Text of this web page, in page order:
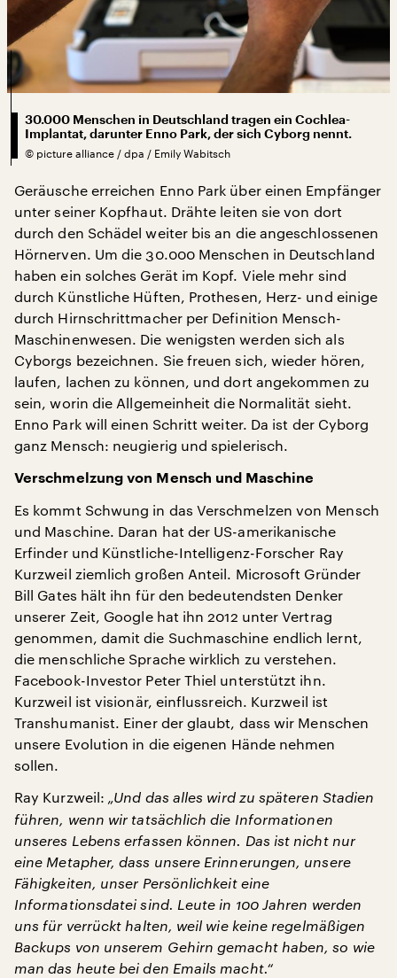
30.000 Menschen in Deutschland tragen ein Cochlea-
Implantat, darunter Enno Park, der sich Cyborg nennt.
© picture alliance / dpa / Emily Wabitsch
Geräusche erreichen Enno Park über einen Empfänger
unter seiner Kopfhaut. Drähte leiten sie von dort
durch den Schädel weiter bis an die angeschlossenen
Hörnerven. Um die 30.000 Menschen in Deutschland
haben ein solches Gerät im Kopf. Viele mehr sind
durch Künstliche Hüften, Prothesen, Herz- und einige
durch Hirnschrittmacher per Definition Mensch-
Maschinenwesen. Die wenigsten werden sich als
Cyborgs bezeichnen. Sie freuen sich, wieder hören,
laufen, lachen zu können, und dort angekommen zu
sein, worin die Allgemeinheit die Normalität sieht.
Enno Park will einen Schritt weiter. Da ist der Cyborg
ganz Mensch: neugierig und spielerisch.
Verschmelzung von Mensch und Maschine
Es kommt Schwung in das Verschmelzen von Mensch
und Maschine. Daran hat der US-amerikanische
Erfinder und Künstliche-Intelligenz-Forscher Ray
Kurzweil ziemlich großen Anteil. Microsoft Gründer
Bill Gates hält ihn für den bedeutendsten Denker
unserer Zeit, Google hat ihn 2012 unter Vertrag
genommen, damit die Suchmaschine endlich lernt,
die menschliche Sprache wirklich zu verstehen.
Facebook-Investor Peter Thiel unterstützt ihn.
Kurzweil ist visionär, einflussreich. Kurzweil ist
Transhumanist. Einer der glaubt, dass wir Menschen
unsere Evolution in die eigenen Hände nehmen
sollen.
Ray Kurzweil: „Und das alles wird zu späteren Stadien
führen, wenn wir tatsächlich die Informationen
unseres Lebens erfassen können. Das ist nicht nur
eine Metapher, dass unsere Erinnerungen, unsere
Fähigkeiten, unser Persönlichkeit eine
Informationsdatei sind. Leute in 100 Jahren werden
uns für verrückt halten, weil wie keine regelmäßigen
Backups von unserem Gehirn gemacht haben, so wie
man das heute bei den Emails macht.“